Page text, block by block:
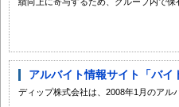
アルバイト情報サイト「バ
ディップ株式会社は、2008年1月のアル